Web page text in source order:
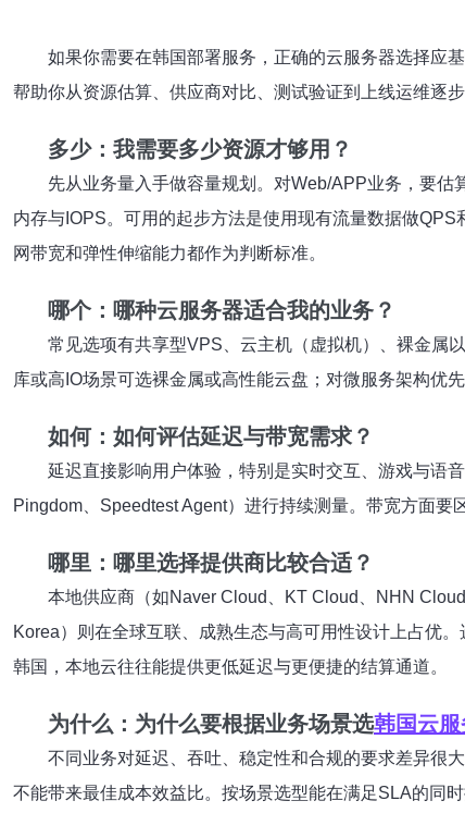
如果你需要在韩国部署服务，正确的云服务器选择应
帮助你从资源估算、供应商对比、测试验证到上线运维逐
多少：我需要多少资源才够用？
先从业务量入手做容量规划。对Web/APP业务，要
内存与IOPS。可用的起步方法是使用现有流量数据做
网带宽和弹性伸缩能力都作为判断标准。
哪个：哪种云服务器适合我的业务？
常见选项有共享型VPS、云主机（虚拟机）、裸金属
库或高IO场景可选裸金属或高性能云盘；对微服务架构优
如何：如何评估延迟与带宽需求？
延迟直接影响用户体验，特别是实时交互、游戏与语
Pingdom、Speedtest Agent）进行持续测量。带宽方面
哪里：哪里选择提供商比较合适？
本地供应商（如Naver Cloud、KT Cloud、NHN
Korea）则在全球互联、成熟生态与高可用性设计上占优
韩国，本地云往往能提供更低延迟与更便捷的结算通道。
为什么：为什么要根据业务场景选韩国云
不同业务对延迟、吞吐、稳定性和合规的要求差异很
不能带来最佳成本效益比。按场景选型能在满足SLA的同